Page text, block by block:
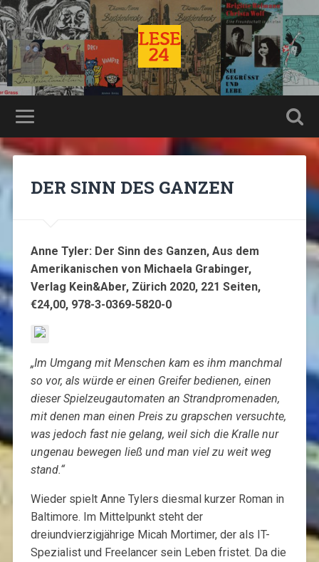
DER SINN DES GANZEN
Anne Tyler: Der Sinn des Ganzen, Aus dem
Amerikanischen von Michaela Grabinger,
Verlag Kein&Aber, Zürich 2020, 221 Seiten,
€24,00, 978-3-0369-5820-0
„Im Umgang mit Menschen kam es ihm manchmal
so vor, als würde er einen Greifer bedienen, einen
dieser Spielzeugautomaten an Strandpromenaden,
mit denen man einen Preis zu grapschen versuchte,
was jedoch fast nie gelang, weil sich die Kralle nur
ungenau bewegen ließ und man viel zu weit weg
stand.“
Wieder spielt Anne Tylers diesmal kurzer Roman in
Baltimore. Im Mittelpunkt steht der
dreiundvierzigjährige Micah Mortimer, der als IT-
Spezialist und Freelancer sein Leben fristet. Da die